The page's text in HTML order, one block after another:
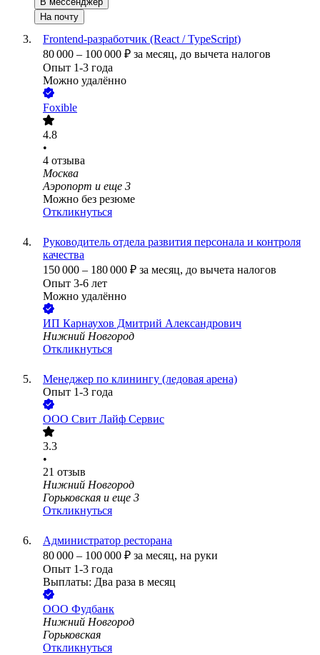
На почту
Frontend-разработчик (React / TypeScript)
80 000 – 100 000 ₽ за месяц, до вычета налогов
Опыт 1-3 года
Можно удалённо
Foxible
4.8
•
4 отзыва
Москва
Аэропорт и еще 3
Можно без резюме
Откликнуться
Руководитель отдела развития персонала и контроля
качества
150 000 – 180 000 ₽ за месяц, до вычета налогов
Опыт 3-6 лет
Можно удалённо
ИП Карнаухов Дмитрий Александрович
Нижний Новгород
Откликнуться
Менеджер по клинингу (ледовая арена)
Опыт 1-3 года
ООО Свит Лайф Сервис
3.3
•
21 отзыв
Нижний Новгород
Горьковская и еще 3
Откликнуться
Администратор ресторана
80 000 – 100 000 ₽ за месяц, на руки
Опыт 1-3 года
Выплаты: Два раза в месяц
ООО Фудбанк
Нижний Новгород
Горьковская
Откликнуться